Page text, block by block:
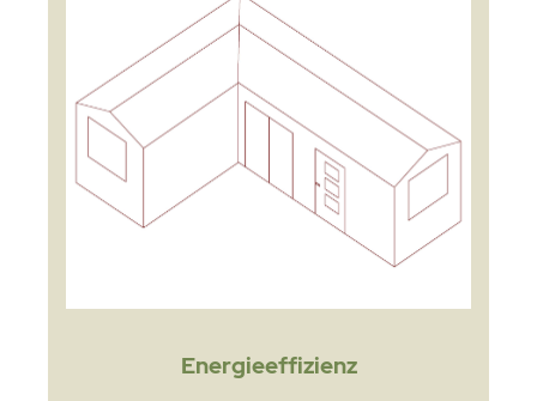
Energieeffizienz